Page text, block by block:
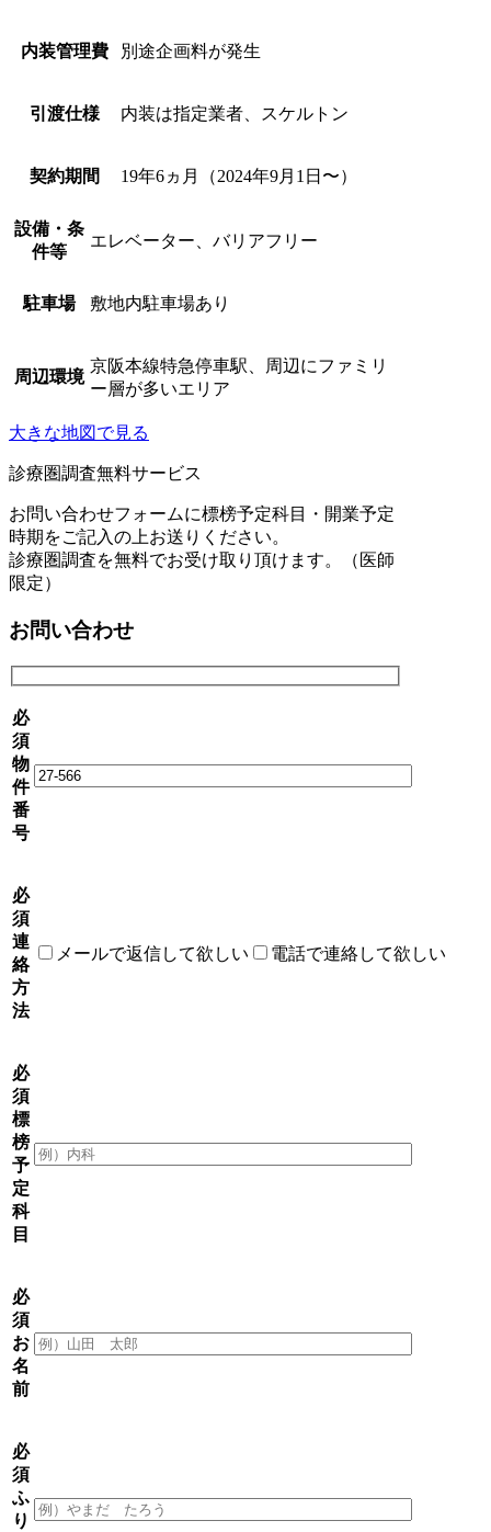
内装管理費 別途企画料が発生
引渡仕様 内装は指定業者、スケルトン
契約期間 19年6ヵ月（2024年9月1日〜）
設備・条
件等
エレベーター、バリアフリー
駐車場 敷地内駐車場あり
周辺環境
京阪本線特急停車駅、周辺にファミリ
ー層が多いエリア
大きな地図で見る
診療圏調査無料サービス
お問い合わせフォームに標榜予定科目・開業予定
時期をご記入の上お送りください。
診療圏調査を無料でお受け取り頂けます。（医師
限定）
お問い合わせ
必
須
物
件
番
号
必
須
連
絡
方
法
メールで返信して欲しい 電話で連絡して欲しい
必
須
標
榜
予
定
科
目
必
須
お
名
前
必
須
ふ
り